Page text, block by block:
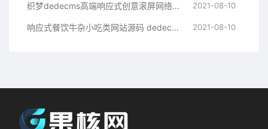
织梦dedecms高端响应式创意滚屏网络设计建站公司网站模板 自适应手机端【站长亲测】 2021-08-10
响应式餐饮牛杂小吃类网站源码 dedecms织梦模板 (带手机端) 2021-08-10